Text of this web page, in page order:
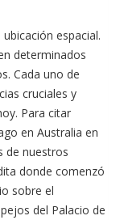
espacial.
determinados
Cada uno de
cruciales y
Para citar
en Australia en
de nuestros
donde comenzó
sobre el
del Palacio de